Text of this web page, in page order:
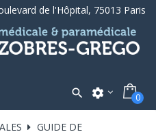
de l'Hôpital, 75013 Paris
 settings 0
GUIDE DE